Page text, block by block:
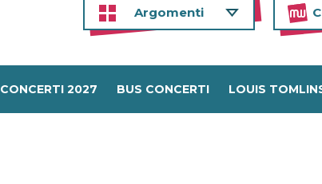
Argomenti
CONCERTI 2027 BUS CONCERTI LOUIS